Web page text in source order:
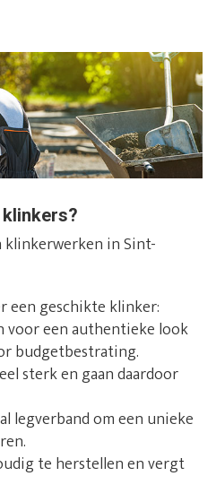
klinkerwerken in Sint-
een geschikte klinker:
voor een authentieke look
budgetbestrating.
sterk en gaan daardoor
legverband om een unieke
te herstellen en vergt